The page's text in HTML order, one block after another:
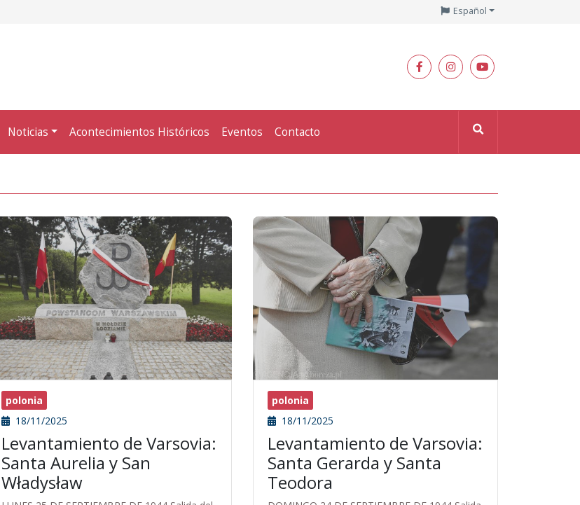
Español
Noticias Acontecimientos Históricos Eventos Contacto
polonia
18/11/2025
Levantamiento de Varsovia:
Santa Aurelia y San
Władysław
polonia
18/11/2025
Levantamiento de Varsovia:
Santa Gerarda y Santa
Teodora